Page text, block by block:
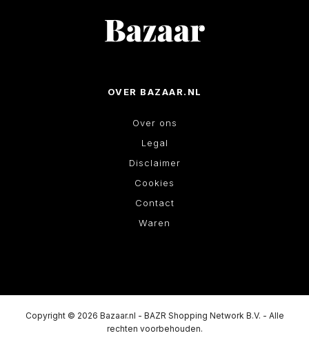
OVER BAZAAR.NL
Over ons
Legal
Disclaimer
Cookies
Contact
Waren
Copyright © 2026 Bazaar.nl - BAZR Shopping Network B.V. - Alle
rechten voorbehouden.